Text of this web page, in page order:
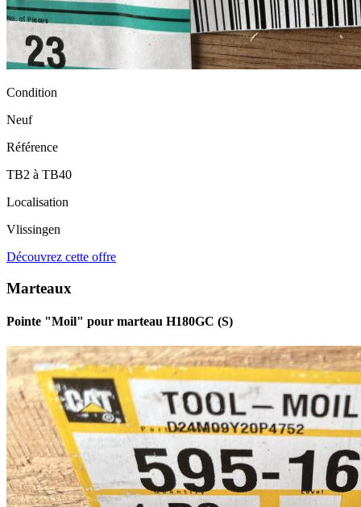
Condition
Neuf
Référence
TB2 à TB40
Localisation
Vlissingen
Découvrez cette offre
Marteaux
Pointe "Moil" pour marteau H180GC (S)